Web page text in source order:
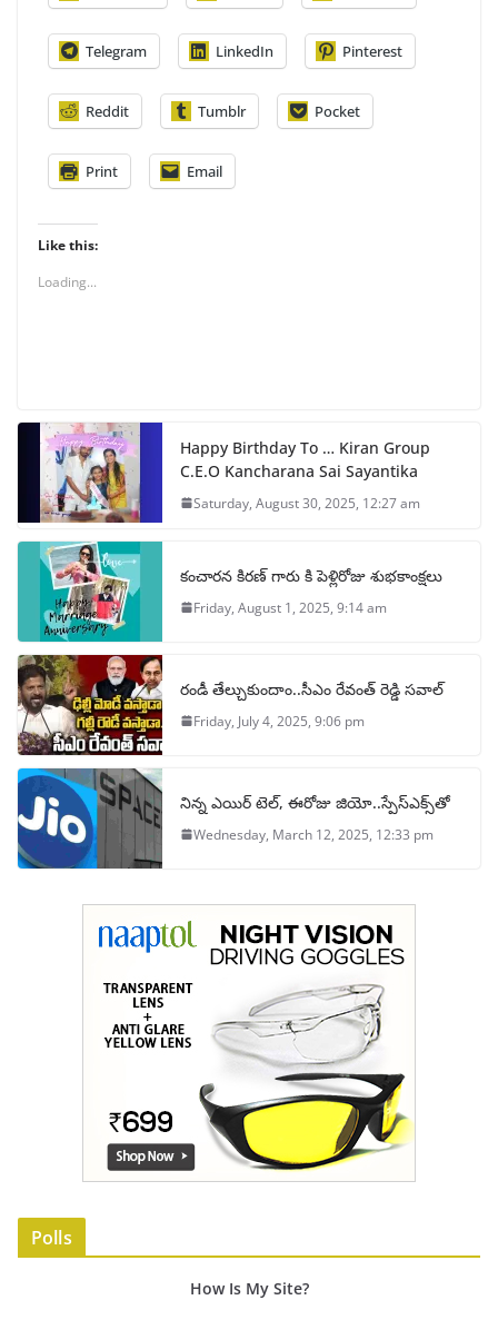
Telegram LinkedIn Pinterest
Reddit Tumblr Pocket
Print Email
Like this:
Loading...
Happy Birthday To … Kiran Group
C.E.O Kancharana Sai Sayantika
Saturday, August 30, 2025, 12:27 am
కంచారన కిరణ్ గారు కి పెళ్లిరోజు శుభకాంక్షలు
Friday, August 1, 2025, 9:14 am
రండీ తేల్చుకుందాం..సీఎం రేవంత్ రెడ్డి సవాల్
Friday, July 4, 2025, 9:06 pm
నిన్న ఎయిర్ టెల్, ఈరోజు జియో..స్పేస్‌ఎక్స్‌తో
Wednesday, March 12, 2025, 12:33 pm
Polls
How Is My Site?